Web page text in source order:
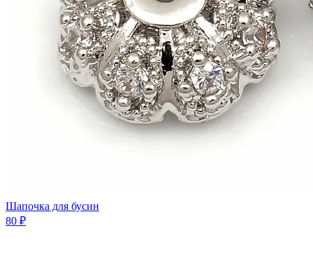
Шaпочка для бусин
80 ₽